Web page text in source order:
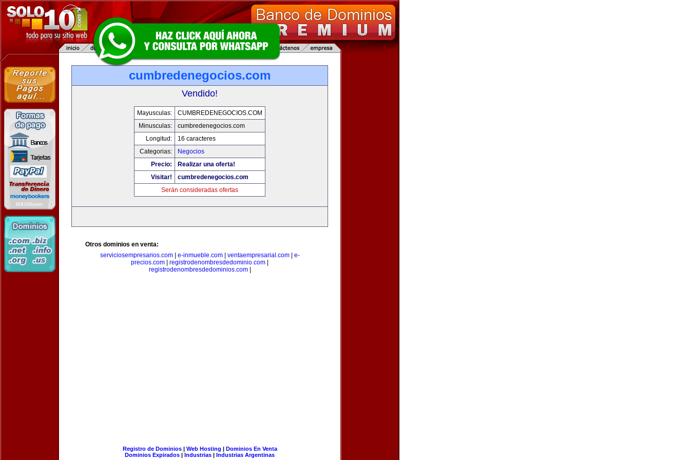
cumbredenegocios.com
Vendido!
Mayusculas:
CUMBREDENEGOCIOS.COM
Minusculas:
cumbredenegocios.com
Longitud:
16 caracteres
Categorias:
Negocios
Precio:
Realizar una oferta!
Visitar!
cumbredenegocios.com
Serán consideradas ofertas
Otros dominios en venta:
serviciosempresarios.com| e-inmueble.com| ventaempresarial.com| e-
precios.com
registrodenombresdedominio.com
registrodenombresdedominios.com|
Registro de Dominios| Web Hosting | Dominios En Venta
Dominios Expirados | Industrias | Industrias Argentinas